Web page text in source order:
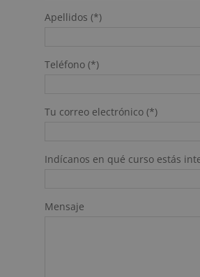
Apellidos (*)
Teléfono (*)
Tu correo electrónico (*)
Indícanos en qué curso estás
Mensaje